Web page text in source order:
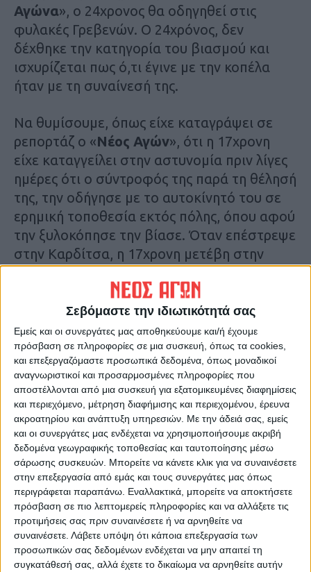
Σεβόμαστε την ιδιωτικότητά σας
Εμείς και οι συνεργάτες μας αποθηκεύουμε και/ή έχουμε
πρόσβαση σε πληροφορίες σε μια συσκευή, όπως τα cookies,
και επεξεργαζόμαστε προσωπικά δεδομένα, όπως μοναδικοί
αναγνωριστικοί και προσαρμοσμένες πληροφορίες που
αποστέλλονται από μια συσκευή για εξατομικευμένες διαφημίσεις
και περιεχόμενο, μέτρηση διαφήμισης και περιεχομένου, έρευνα
ακροατηρίου και ανάπτυξη υπηρεσιών. Με την άδειά σας, εμείς
και οι συνεργάτες μας ενδέχεται να χρησιμοποιήσουμε ακριβή
δεδομένα γεωγραφικής τοποθεσίας και ταυτοποίησης μέσω
σάρωσης συσκευών. Μπορείτε να κάνετε κλικ για να συναινέσετε
στην επεξεργασία από εμάς και τους συνεργάτες μας όπως
περιγράφεται παραπάνω. Εναλλακτικά, μπορείτε να αποκτήσετε
πρόσβαση σε πιο λεπτομερείς πληροφορίες και να αλλάξετε τις
προτιμήσεις σας πριν συναινέσετε ή να αρνηθείτε να
συναινέσετε. Λάβετε υπόψη ότι κάποια επεξεργασία των
προσωπικών σας δεδομένων ενδέχεται να μην απαιτεί τη
συγκατάθεσή σας, αλλά έχετε το δικαίωμα να αρνηθείτε αυτήν
Αγώνα», ο 24χρονος θα οδηγηθεί στις
φυλακές Γρεβενών. O 24χρόνος, δεν
δέχθηκε την κατηγορία του βιασμού και
ισχυρίζεται πως ό,τι έγινε με την κοπέλα
ήταν με τη συναίνεσή της.
Να θυμίσουμε, όπως είχε καταγράψει σε
ρεπορτάζ ο «Νέος Αγών», ότι η 17χρονη
είχε καταγγείλει στην αστυνομία πριν λίγες
ημέρες ότι ο σύντροφός της παρά τη θέλησή
της, την οδήγησε με το αυτοκίνητό του σε
ερημική τοποθεσία εκτός πόλης, όπου αφού
την ξυλοκόπησε την βίασε. Όταν επέστρεψε
στην Καρδίτσα, η 17χρονη μετέβη στην
Ο 24χρονος συνελήφθη σε ψυχιατρική
κλινική εκτός νομού όπου νοσηλεύονταν
φρουρούμενος.
Αναλυτικότερα στην εφημερίδα Νέος
Αγών
Τελευταίες Ειδήσεις Σήμερα
Ακολούθησε την εφημερίδα ΝΕΟΣ
ΑΓΩΝ στο Google News!
Όλες οι εξελίξεις στην περιοχή της
Καρδίτσας και ευρύτερα της Θεσσαλίας